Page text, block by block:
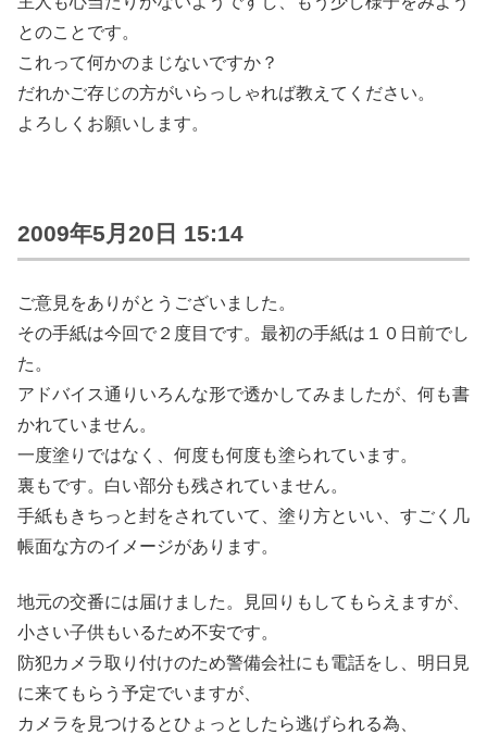
とのことです。
これって何かのまじないですか？
だれかご存じの方がいらっしゃれば教えてください。
よろしくお願いします。
2009年5月20日 15:14
ご意見をありがとうございました。
その手紙は今回で２度目です。最初の手紙は１０日前でし
た。
アドバイス通りいろんな形で透かしてみましたが、何も書
かれていません。
一度塗りではなく、何度も何度も塗られています。
裏もです。白い部分も残されていません。
手紙もきちっと封をされていて、塗り方といい、すごく几
帳面な方のイメージがあります。
地元の交番には届けました。見回りもしてもらえますが、
小さい子供もいるため不安です。
防犯カメラ取り付けのため警備会社にも電話をし、明日見
に来てもらう予定でいますが、
カメラを見つけるとひょっとしたら逃げられる為、